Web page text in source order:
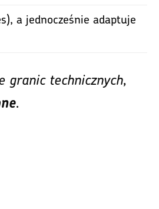
a jednocześnie adaptuje
granic technicznych,
.